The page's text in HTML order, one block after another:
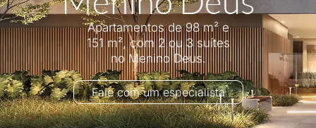
Apartamentos de 98 m² e
151 m², com 2 ou 3 suítes
no Menino Deus.
Fale com um especialista